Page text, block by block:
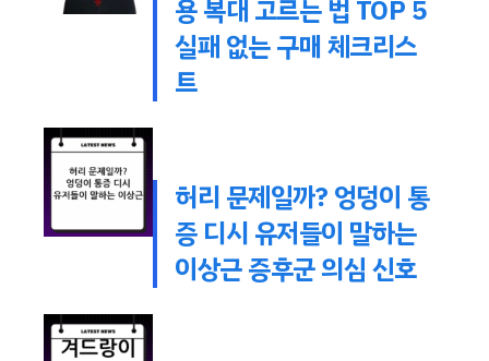
용 복대 고르는 법 TOP 5
실패 없는 구매 체크리스
트
허리 문제일까? 엉덩이 통
증 디시 유저들이 말하는
이상근 증후군 의심 신호